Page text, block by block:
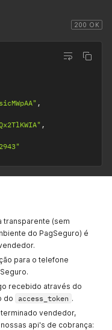
200 OK
,
,
transparente (sem
do PagSeguro) é
para o telefone
recebido através do
do access_token .
vendedor,
api's de cobrança: